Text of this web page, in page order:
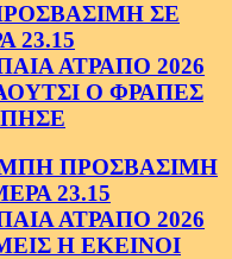
ΣΕ
23.15
ΑΤΡΑΠΟ 2026
Ο ΦΡΑΠΕΣ
ΠΡΟΣΒΑΣΙΜΗ
23.15
ΑΤΡΑΠΟ 2026
Η ΕΚΕΙΝΟΙ